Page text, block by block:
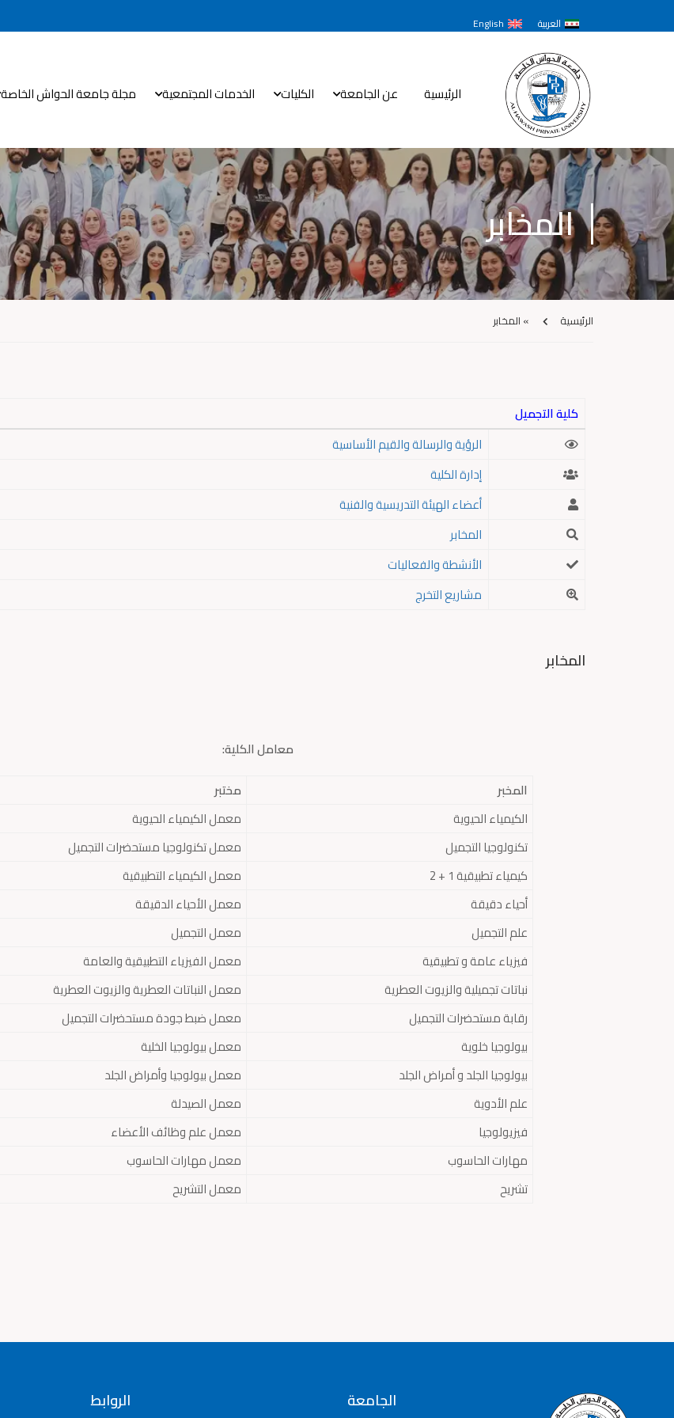
العربية English
الرئيسية عن الجامعة الكليات الخدمات المجتمعية مجلة جامعة الحواش الخاصة
المخابر
الرئيسية » المخابر
كلية التجميل
الرؤية والرسالة والقيم الأساسية
إدارة الكلية
أعضاء الهيئة التدريسية والفنية
المخابر
الأنشطة والفعاليات
مشاريع التخرج
المخابر
معامل الكلية:
المخبر
مختبر
الكيمياء الحيوية
معمل الكيمياء الحيوية
تكنولوجيا التجميل
معمل تكنولوجيا مستحضرات التجميل
كيمياء تطبيقية 1 + 2
معمل الكيمياء التطبيقية
أحياء دقيقة
معمل الأحياء الدقيقة
علم التجميل
معمل التجميل
فيزياء عامة و تطبيقية
معمل الفيزياء التطبيقية والعامة
نباتات تجميلية والزيوت العطرية
معمل النباتات العطرية والزيوت العطرية
رقابة مستحضرات التجميل
معمل ضبط جودة مستحضرات التجميل
بيولوجيا خلوية
معمل بيولوجيا الخلية
بيولوجيا الجلد و أمراض الجلد
معمل بيولوجيا وأمراض الجلد
علم الأدوية
معمل الصيدلة
فيزيولوجيا
معمل علم وظائف الأعضاء
مهارات الحاسوب
معمل مهارات الحاسوب
تشريح
معمل التشريح
الجامعة الروابط